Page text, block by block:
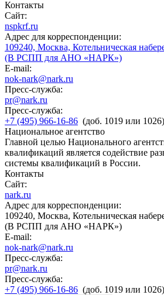
Контакты
Сайт:
nspkrf.ru
Адрес для корреспонденции:
109240, Москва, Котельническая
(В РСПП для АНО «НАРК»)
E-mail:
nok-nark@nark.ru
Пресс-служба:
pr@nark.ru
Пресс-служба:
+7 (495) 966-16-86 (доб. 1019 или 1026)
Национальное агентство
Главной целью Национального
квалификаций является содействие
системы квалификаций в России.
Контакты
Сайт:
nark.ru
Адрес для корреспонденции:
109240, Москва, Котельническая
(В РСПП для АНО «НАРК»)
E-mail:
nok-nark@nark.ru
Пресс-служба:
pr@nark.ru
Пресс-служба:
+7 (495) 966-16-86 (доб. 1019 или 1026)